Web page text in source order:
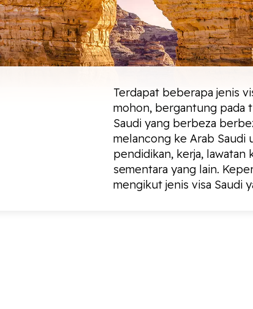
Terdapat beberapa jenis
mohon, bergantung pada
Saudi yang berbeza
melancong ke Arab Saudi
pendidikan, kerja, lawatan
sementara yang lain.
mengikut jenis visa Saudi